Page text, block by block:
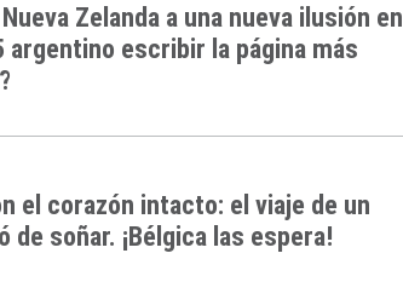
Zelanda a una nueva ilusión en
argentino escribir la página más
el corazón intacto: el viaje de un
de soñar. ¡Bélgica las espera!